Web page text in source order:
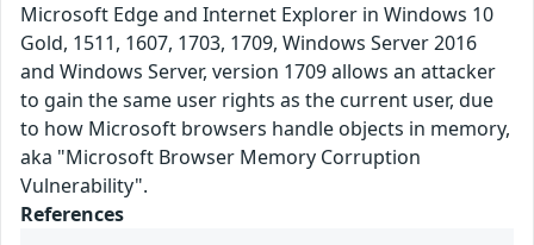
Microsoft Edge and Internet Explorer in Windows 10
Gold, 1511, 1607, 1703, 1709, Windows Server 2016
and Windows Server, version 1709 allows an attacker
to gain the same user rights as the current user, due
to how Microsoft browsers handle objects in memory,
aka "Microsoft Browser Memory Corruption
Vulnerability".
References